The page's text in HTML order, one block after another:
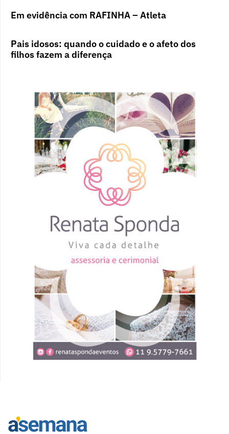
Em evidência com RAFINHA – Atleta
Pais idosos: quando o cuidado e o afeto dos
filhos fazem a diferença